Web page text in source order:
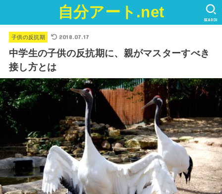
自分アート.net SEARCH
子供の反抗期 2018.07.17
中学生の子供の反抗期に、親がマスターすべき
接し方とは